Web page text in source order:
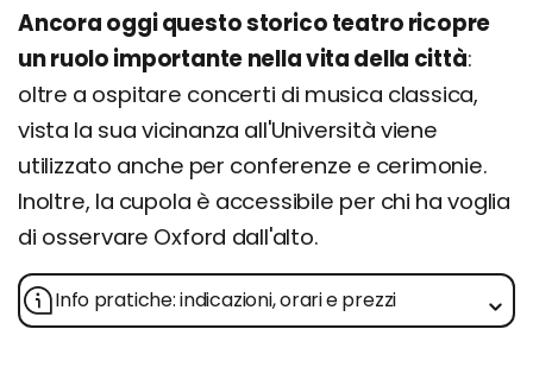
Ancora oggi questo storico teatro ricopre
un ruolo importante nella vita della città:
oltre a ospitare concerti di musica classica,
vista la sua vicinanza all'Università viene
utilizzato anche per conferenze e cerimonie.
Inoltre, la cupola è accessibile per chi ha voglia
di osservare Oxford dall'alto.
Info pratiche: indicazioni, orari e prezzi